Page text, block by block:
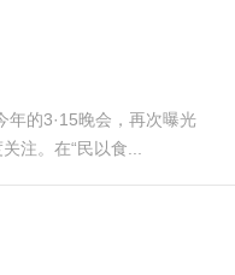
年的3·15晚会，再次曝光
注。在“民以食...